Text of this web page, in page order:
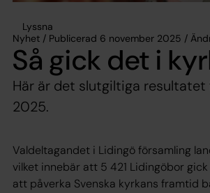
Lyssna
Nyhet / Publicerad 6 november 2025 /
Så gick det i
Här är det slutgiltiga resultatet
2025.
Valdeltagandet i Lidingö församling
vilket innebär att 5 421 Lidingöbor
att påverka Svenska kyrkans framtid